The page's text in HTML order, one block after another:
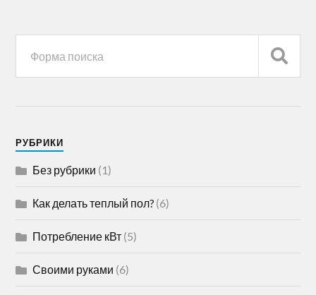
РУБРИКИ
Без рубрики (1)
Как делать теплый пол? (6)
Потребление кВт (5)
Своими руками (6)